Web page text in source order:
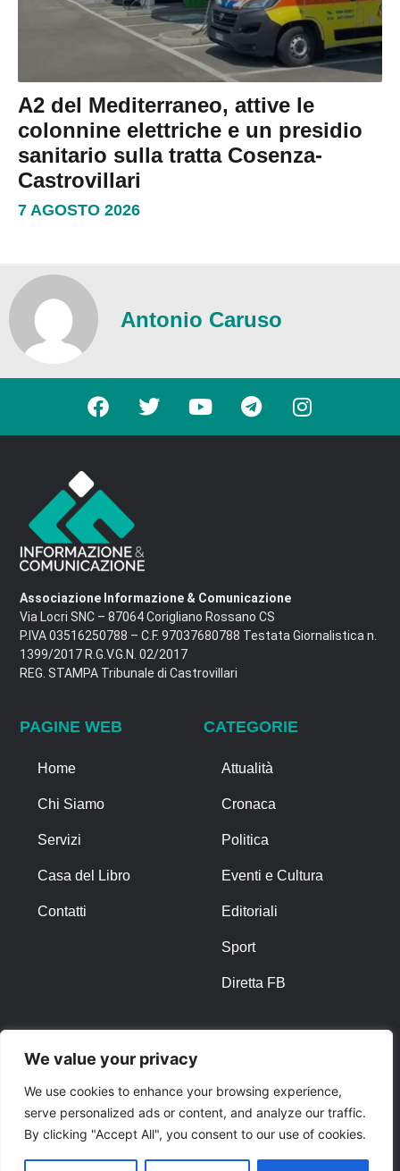
We value your privacy
We use cookies to enhance your browsing experience,
serve personalized ads or content, and analyze our traffic.
By clicking "Accept All", you consent to our use of cookies.
A2 del Mediterraneo, attive le
colonnine elettriche e un presidio
sanitario sulla tratta Cosenza-
Castrovillari
7 AGOSTO 2026
Antonio Caruso
Associazione Informazione & Comunicazione
Via Locri SNC – 87064 Corigliano Rossano CS
P.IVA 03516250788 – C.F. 97037680788 Testata Giornalistica n.
1399/2017 R.G.V.G.N. 02/2017
REG. STAMPA Tribunale di Castrovillari
PAGINE WEB
Home
Chi Siamo
Servizi
Casa del Libro
Contatti
CATEGORIE
Attualità
Cronaca
Politica
Eventi e Cultura
Editoriali
Sport
Diretta FB
Privacy Policy